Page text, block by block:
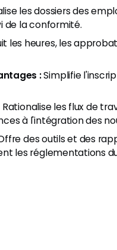
les dossiers des
de la conformité.
les heures, les
:Simplifie
Rationalise les flux de
à l'intégration des
des outils et des
les réglementations